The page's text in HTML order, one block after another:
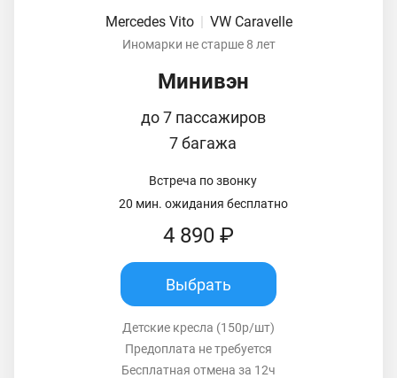
Mercedes Vito VW Caravelle
Иномарки не старше 8 лет
Минивэн
до 7 пассажиров
7 багажа
Встреча по звонку
20 мин. ожидания бесплатно
4 890 ₽
Выбрать
Детские кресла (150р/шт)
Предоплата не требуется
Бесплатная отмена за 12ч